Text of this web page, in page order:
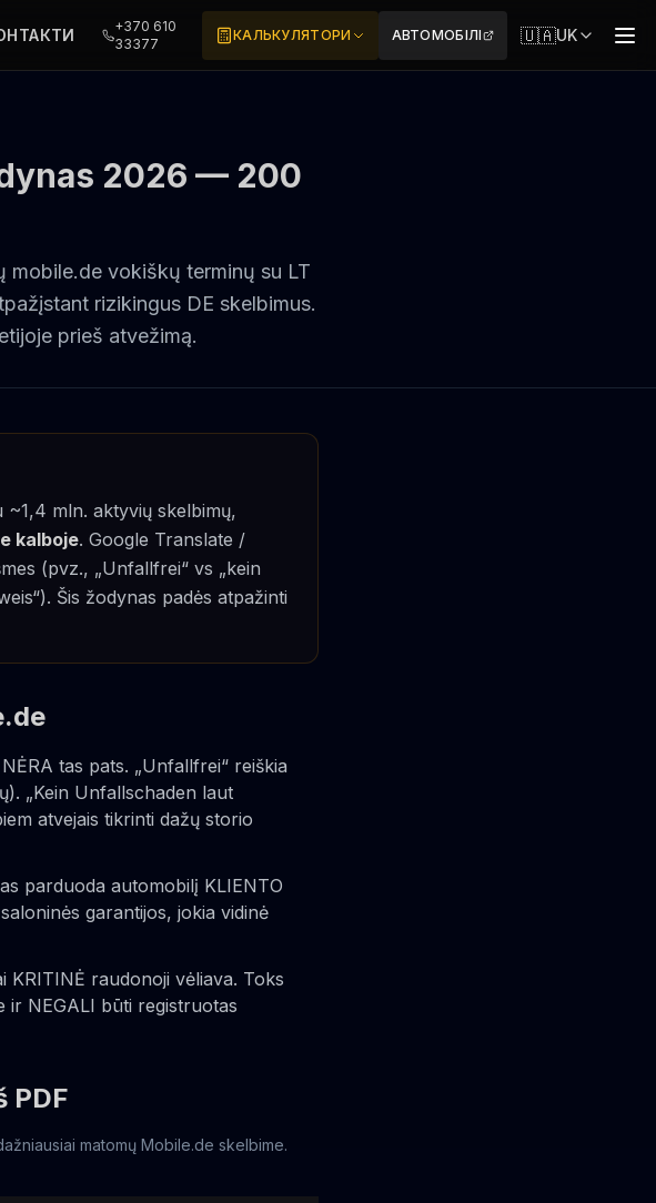
+370 610
33377
КАЛЬКУЛЯТОРИ АВТОМОБІЛІ 🇺🇦UK
2026 — 200
mobile.de vokiškų terminų su LT
rizikingus DE skelbimus.
prieš atvežimą.
mln. aktyvių skelbimų,
kalboje. Google Translate /
(pvz., „Unfallfrei“ vs „kein
Šis žodynas padės atpažinti
tas pats. „Unfallfrei“ reiškia
„Kein Unfallschaden laut
atvejais tikrinti dažų storio
parduoda automobilį KLIENTO
garantijos, jokia vidinė
KRITINĖ raudonoji vėliava. Toks
ir NEGALI būti registruotas
PDF
matomų Mobile.de skelbime.